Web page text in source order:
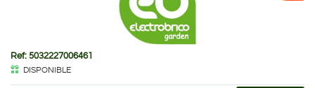
Ref: 5032227006461
DISPONIBLE